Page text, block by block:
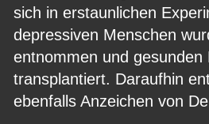
sich in erstaunlichen
depressiven Menschen
entnommen und gesunden
transplantiert. Daraufhin
ebenfalls Anzeichen von